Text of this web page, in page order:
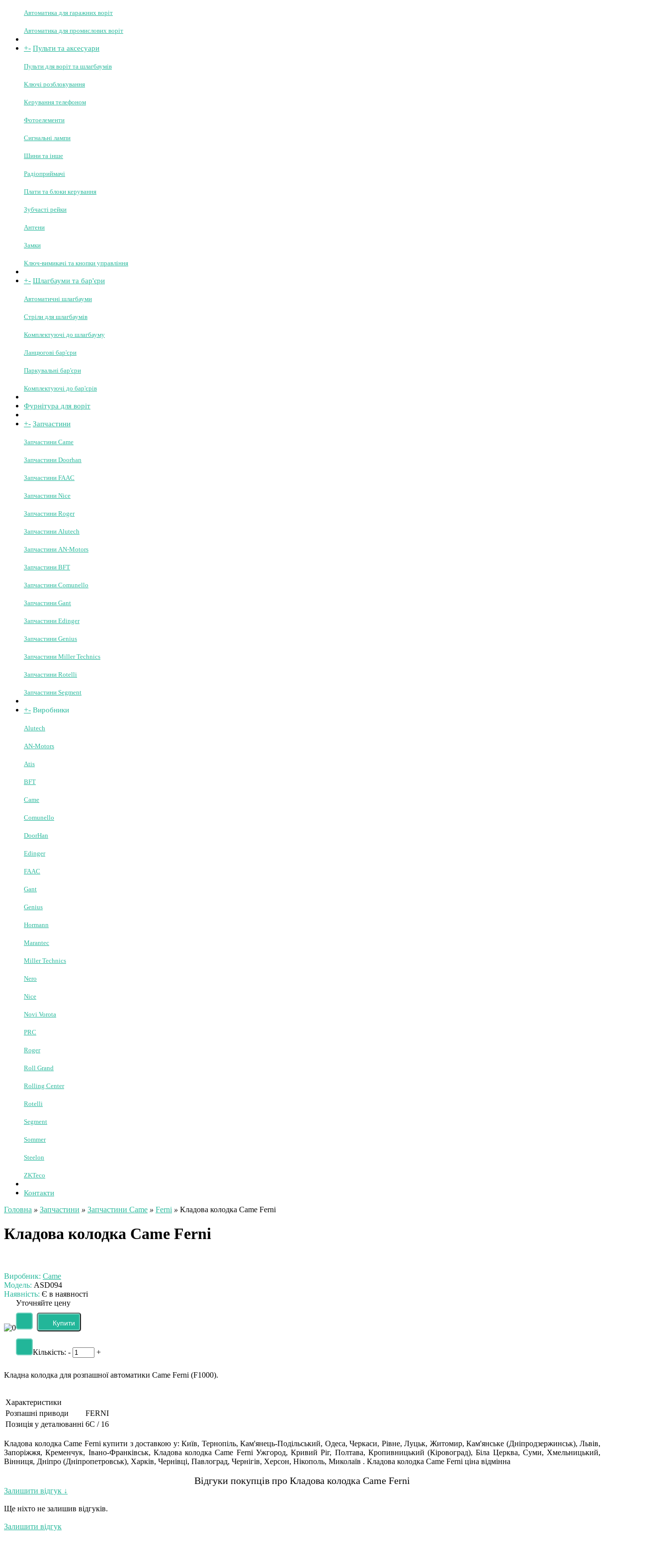
Автоматика для розпашних воріт
Автоматика для гаражних воріт
Автоматика для промислових воріт
+- Пульти та аксесуари
Пульти для воріт та шлагбаумів
Фотоелементи
Сигнальні лампи
Шини та інше
Радіоприймачі
Антени
Замки
Ключ-вимикачі та кнопки управління
+- Шлагбауми та бар'єри
Автоматичні шлагбауми
Паркувальні бар'єри
Комплектуючі до бар'єрів
Фурнітура для воріт
+- Запчастини
Запчастини Doorhan
Запчастини FAAC
Запчастини Nice
Запчастини Roger
Запчастини AN-Motors